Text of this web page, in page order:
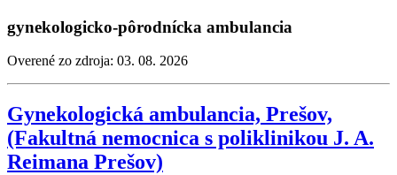
gynekologicko-pôrodnícka ambulancia
Overené zo zdroja: 03. 08. 2026
Gynekologická ambulancia, Prešov,
(Fakultná nemocnica s poliklinikou J. A.
Reimana Prešov)